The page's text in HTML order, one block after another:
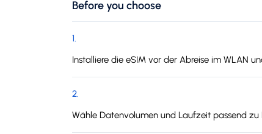
Before you choose
1.
Installiere die eSIM vor der Abreise im WLAN
2.
Wähle Datenvolumen und Laufzeit passend zu